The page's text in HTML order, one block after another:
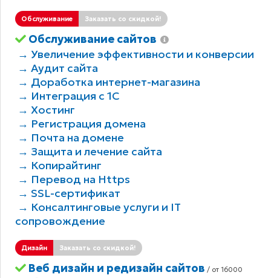
Обслуживание Заказать со скидкой!
Обслуживание сайтов
→ Увеличение эффективности и конверсии
→ Аудит сайта
→ Доработка интернет-магазина
→ Интеграция с 1С
→ Хостинг
→ Регистрация домена
→ Почта на домене
→ Защита и лечение сайта
→ Копирайтинг
→ Перевод на Https
→ SSL-сертификат
→ Консалтинговые услуги и IT
сопровождение
Дизайн Заказать со скидкой!
Веб дизайн и редизайн сайтов / от 16000